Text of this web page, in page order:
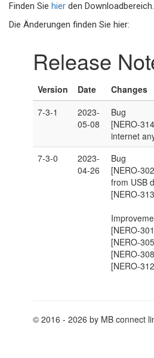
Finden Sie hier den Downloadbereich.
Die Änderungen finden Sie hier: